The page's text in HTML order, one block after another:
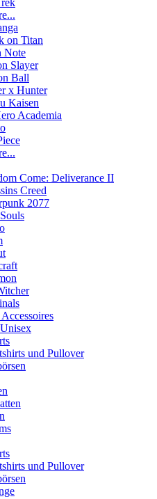
on Titan
Note
Slayer
Ball
x Hunter
Kaisen
Academia
Come: Deliverance II
Creed
2077
und Pullover
und Pullover